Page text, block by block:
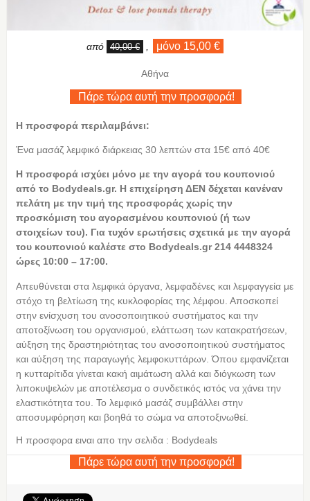
από 40,00 € μόνο 15,00 €
Αθήνα
Πάρε τώρα αυτή την προσφορά!
Η προσφορά περιλαμβάνει:
Ένα μασάζ λεμφικό διάρκειας 30 λεπτών στα 15€ από 40€
Η προσφορά ισχύει μόνο με την αγορά του κουπονιού
από το Bodydeals.gr. Η επιχείρηση ΔΕΝ δέχεται κανέναν
πελάτη με την τιμή της προσφοράς χωρίς την
προσκόμιση του αγορασμένου κουπονιού (ή των
στοιχείων του). Για τυχόν ερωτήσεις σχετικά με την αγορά
του κουπονιού καλέστε στο Bodydeals.gr 214 4448324
ώρες 10:00 – 17:00.
Απευθύνεται στα λεμφικά όργανα, λεμφαδένες και λεμφαγγεία με
στόχο τη βελτίωση της κυκλοφορίας της λέμφου. Αποσκοπεί
στην ενίσχυση του ανοσοποιητικού συστήματος και την
αποτοξίνωση του οργανισμού, ελάττωση των κατακρατήσεων,
αύξηση της δραστηριότητας του ανοσοποιητικού συστήματος
και αύξηση της παραγωγής λεμφοκυττάρων. Όπου εμφανίζεται
η κυτταρίτιδα γίνεται κακή αιμάτωση αλλά και διόγκωση των
λιποκυψελών με αποτέλεσμα ο συνδετικός ιστός να χάνει την
ελαστικότητα του. Το λεμφικό μασάζ συμβάλλει στην
αποσυμφόρηση και βοηθά το σώμα να αποτοξινωθεί.
Η προσφορα ειναι απο την σελιδα : Bodydeals
Πάρε τώρα αυτή την προσφορά!